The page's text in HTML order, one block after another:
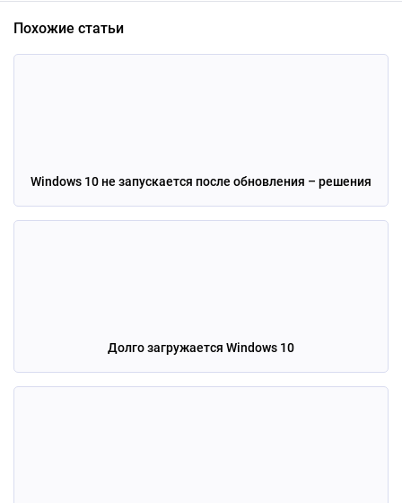
Похожие статьи
Windows 10 не запускается после обновления – решения
Долго загружается Windows 10